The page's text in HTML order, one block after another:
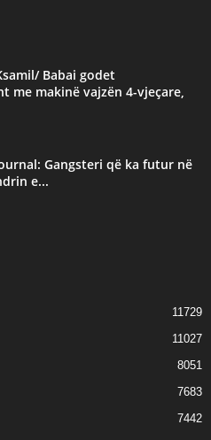
Babai godet
me makinë vajzën 4-vjeçare,
Gangsteri që ka futur në
e...
11729
11027
8051
7683
7442